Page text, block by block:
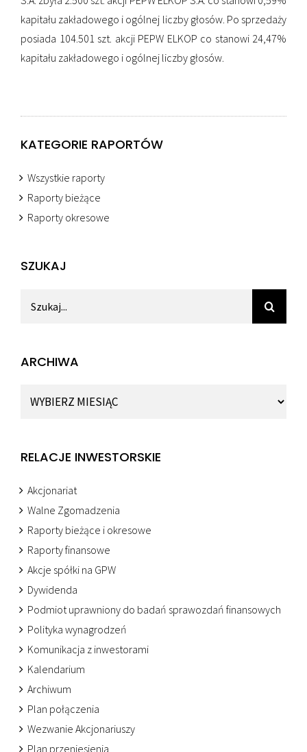
kapitału zakładowego i ogólnej liczby głosów. Po sprzedaży
posiada 104.501 szt. akcji PEPW ELKOP co stanowi 24,47%
kapitału zakładowego i ogólnej liczby głosów.
KATEGORIE RAPORTÓW
Wszystkie raporty
Raporty bieżące
Raporty okresowe
SZUKAJ
ARCHIWA
RELACJE INWESTORSKIE
Akcjonariat
Walne Zgomadzenia
Raporty bieżące i okresowe
Raporty finansowe
Akcje spółki na GPW
Dywidenda
Podmiot uprawniony do badań sprawozdań finansowych
Polityka wynagrodzeń
Komunikacja z inwestorami
Kalendarium
Archiwum
Plan połączenia
Wezwanie Akcjonariuszy
Plan przeniesienia